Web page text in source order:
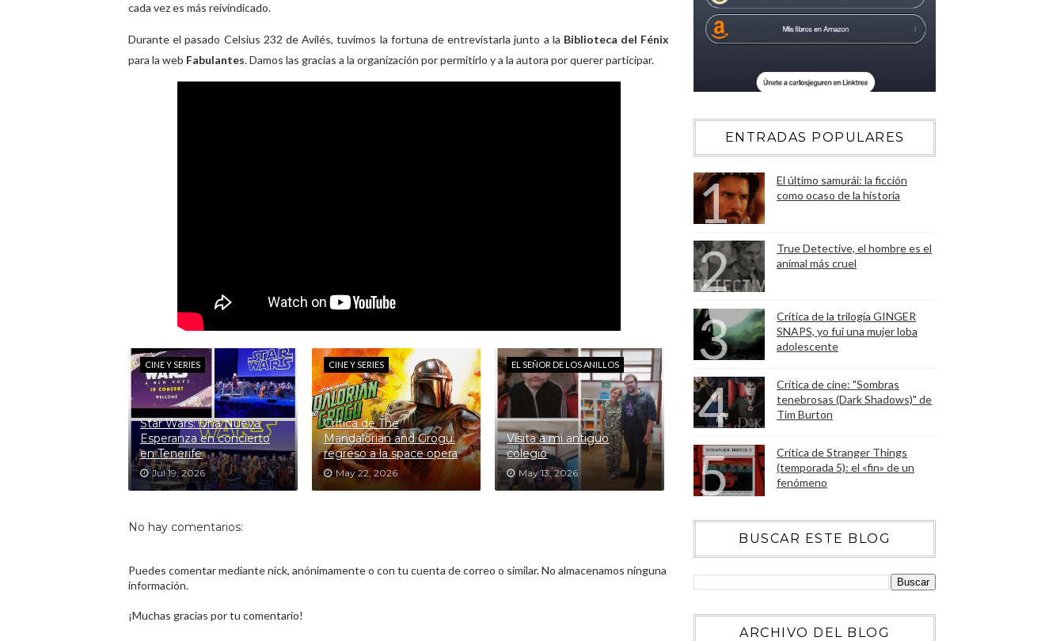
cada vez es más reivindicado.
Durante el pasado Celsius 232 de Avilés, tuvimos la fortuna de entrevistarla junto a la Biblioteca del Fénix
para la web Fabulantes. Damos las gracias a la organización por permitirlo y a la autora por querer participar.
CINE Y SERIES
Star Wars: Una Nueva
Esperanza en concierto
en Tenerife
Jul 19, 2026
CINE Y SERIES
Crítica de The
Mandalorian and Grogu:
regreso a la space opera
May 22, 2026
EL SEÑOR DE LOS ANILLOS
Visita a mi antiguo
colegio
May 13, 2026
No hay comentarios:
Puedes comentar mediante nick, anónimamente o con tu cuenta de correo o similar. No almacenamos ninguna
información.
¡Muchas gracias por tu comentario!
ENTRADAS POPULARES
El último samurái: la ficción
como ocaso de la historia
True Detective, el hombre es el
animal más cruel
Crítica de la trilogía GINGER
SNAPS, yo fui una mujer loba
adolescente
Crítica de cine: "Sombras
tenebrosas (Dark Shadows)" de
Tim Burton
Crítica de Stranger Things
(temporada 5): el «fin» de un
fenómeno
BUSCAR ESTE BLOG
ARCHIVO DEL BLOG